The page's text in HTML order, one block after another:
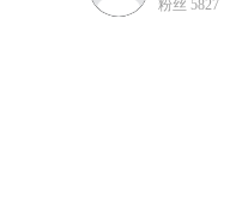
粉丝 5827